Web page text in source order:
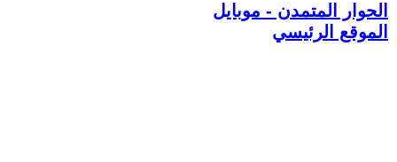
الحوار المتمدن - موبايل
الموقع الرئيسي